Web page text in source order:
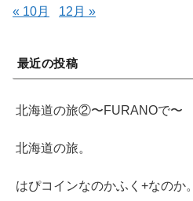
« 10月 12月 »
最近の投稿
北海道の旅②〜FURANOで〜
北海道の旅。
はぴコインなのかふく+なのか。